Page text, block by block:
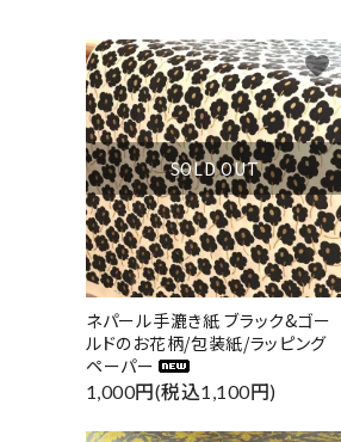
SOLD OUT
ネパール手漉き紙 ブラック&ゴー
ルドのお花柄/包装紙/ラッピング
ペーパー
1,000円(税込1,100円)
favorite